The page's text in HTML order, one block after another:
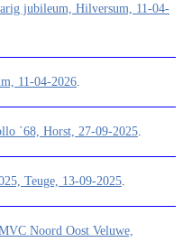
jubileum, Hilversum, 11-04-
11-04-2026
`68, Horst, 27-09-2025
Teuge, 13-09-2025
Noord Oost Veluwe,